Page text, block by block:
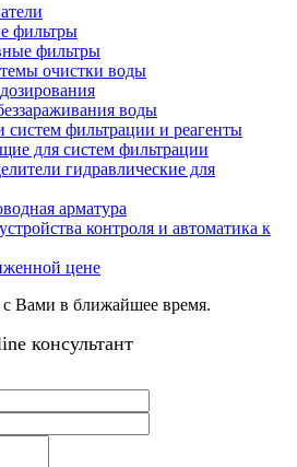
фильтры
фильтры
очистки воды
воды
систем фильтрации и реагенты
для систем фильтрации
гидравлические для
арматура
контроля и автоматика к
цене
Вами в ближайшее время.
консультант